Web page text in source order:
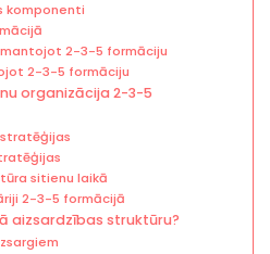
komponenti
2-3-5 formāciju
2-3-5 formāciju
organizācija 2-3-5
sitienu laikā
2-3-5 formācijā
aizsardzības struktūru?